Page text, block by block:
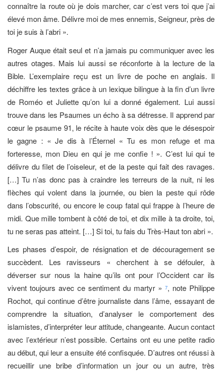
connaître la route où je dois marcher, car c’est vers toi que j’ai
élevé mon âme. Délivre moi de mes ennemis, Seigneur, près de
toi je suis à l’abri ».
Roger Auque était seul et n’a jamais pu communiquer avec les
autres otages. Mais lui aussi se réconforte à la lecture de la
Bible. L’exemplaire reçu est un livre de poche en anglais. Il
déchiffre les textes grâce à un lexique bilingue à la fin d’un livre
de Roméo et Juliette qu’on lui a donné également. Lui aussi
trouve dans les Psaumes un écho à sa détresse. Il apprend par
cœur le psaume 91, le récite à haute voix dès que le désespoir
le gagne : « Je dis à l’Éternel « Tu es mon refuge et ma
forteresse, mon Dieu en qui je me confie ! ». C’est lui qui te
délivre du filet de l’oiseleur, et de la peste qui fait des ravages.
[…] Tu n’as donc pas à craindre les terreurs de la nuit, ni les
flèches qui volent dans la journée, ou bien la peste qui rôde
dans l’obscurité, ou encore le coup fatal qui frappe à l’heure de
midi. Que mille tombent à côté de toi, et dix mille à ta droite, toi,
tu ne seras pas atteint. […] Si toi, tu fais du Très-Haut ton abri ».
Les phases d’espoir, de résignation et de découragement se
succèdent. Les ravisseurs « cherchent à se défouler, à
déverser sur nous la haine qu’ils ont pour l’Occident car ils
vivent toujours avec ce sentiment du martyr » 7, note Philippe
Rochot, qui continue d’être journaliste dans l’âme, essayant de
comprendre la situation, d’analyser le comportement des
islamistes, d’interpréter leur attitude, changeante. Aucun contact
avec l’extérieur n’est possible. Certains ont eu une petite radio
au début, qui leur a ensuite été confisquée. D’autres ont réussi à
recueillir une bribe d’information un jour ou un autre, très